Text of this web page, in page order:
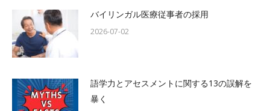
バイリンガル医療従事者の採用
2026-07-02
語学力とアセスメントに関する13の誤解を
暴く